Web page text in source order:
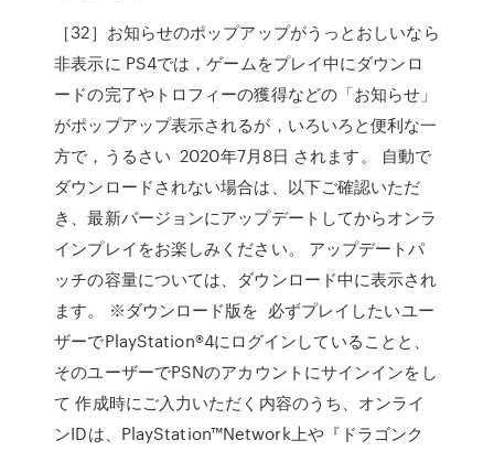
［32］お知らせのポップアップがうっとおしいなら
非表示に PS4では，ゲームをプレイ中にダウンロ
ードの完了やトロフィーの獲得などの「お知らせ」
がポップアップ表示されるが，いろいろと便利な一
方で，うるさい 2020年7月8日 されます。 自動で
ダウンロードされない場合は、以下ご確認いただ
き、最新バージョンにアップデートしてからオンラ
インプレイをお楽しみください。 アップデートパ
ッチの容量については、ダウンロード中に表示され
ます。 ※ダウンロード版を 必ずプレイしたいユー
ザーでPlayStation®4にログインしていることと、
そのユーザーでPSNのアカウントにサインインをし
て 作成時にご入力いただく内容のうち、オンライ
ンIDは、PlayStation™Network上や『ドラゴンク